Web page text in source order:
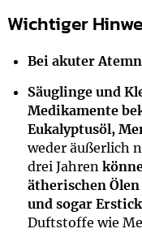
Wichtiger
Bei akuter
Säuglinge und
Medikamente
Eukalyptusöl,
weder äußerlich
drei Jahren
ätherischen
und sogar
Duftstoffe wie